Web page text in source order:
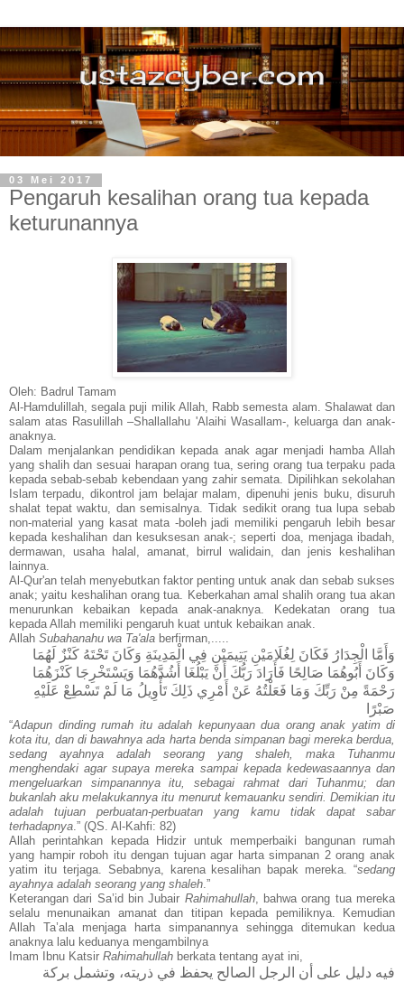
03 Mei 2017
Pengaruh kesalihan orang tua kepada
keturunannya
Oleh: Badrul Tamam
Al-Hamdulillah, segala puji milik Allah, Rabb semesta alam. Shalawat dan
salam atas Rasulillah –Shallallahu 'Alaihi Wasallam-, keluarga dan anak-
anaknya.
Dalam menjalankan pendidikan kepada anak agar menjadi hamba Allah
yang shalih dan sesuai harapan orang tua, sering orang tua terpaku pada
kepada sebab-sebab kebendaan yang zahir semata. Dipilihkan sekolahan
Islam terpadu, dikontrol jam belajar malam, dipenuhi jenis buku, disuruh
shalat tepat waktu, dan semisalnya. Tidak sedikit orang tua lupa sebab
non-material yang kasat mata -boleh jadi memiliki pengaruh lebih besar
kepada keshalihan dan kesuksesan anak-; seperti doa, menjaga ibadah,
dermawan, usaha halal, amanat, birrul walidain, dan jenis keshalihan
lainnya.
Al-Qur'an telah menyebutkan faktor penting untuk anak dan sebab sukses
anak; yaitu keshalihan orang tua. Keberkahan amal shalih orang tua akan
menurunkan kebaikan kepada anak-anaknya. Kedekatan orang tua
kepada Allah memiliki pengaruh kuat untuk kebaikan anak.
Allah Subahanahu wa Ta'ala berfirman,.....
وَأَمَّا الْجِدَارُ فَكَانَ لِغُلَامَيْنِ يَتِيمَيْنِ فِي الْمَدِينَةِ وَكَانَ تَحْتَهُ كَنْزٌ لَهُمَا
وَكَانَ أَبُوهُمَا صَالِحًا فَأَرَادَ رَبُّكَ أَنْ يَبْلُغَا أَشُدَّهُمَا وَيَسْتَخْرِجَا كَنْزَهُمَا
رَحْمَةً مِنْ رَبِّكَ وَمَا فَعَلْتُهُ عَنْ أَمْرِي ذَلِكَ تَأْوِيلُ مَا لَمْ تَسْطِعْ عَلَيْهِ
صَبْرًا
“Adapun dinding rumah itu adalah kepunyaan dua orang anak yatim di
kota itu, dan di bawahnya ada harta benda simpanan bagi mereka berdua,
sedang ayahnya adalah seorang yang shaleh, maka Tuhanmu
menghendaki agar supaya mereka sampai kepada kedewasaannya dan
mengeluarkan simpanannya itu, sebagai rahmat dari Tuhanmu; dan
bukanlah aku melakukannya itu menurut kemauanku sendiri. Demikian itu
adalah tujuan perbuatan-perbuatan yang kamu tidak dapat sabar
terhadapnya.” (QS. Al-Kahfi: 82)
Allah perintahkan kepada Hidzir untuk memperbaiki bangunan rumah
yang hampir roboh itu dengan tujuan agar harta simpanan 2 orang anak
yatim itu terjaga. Sebabnya, karena kesalihan bapak mereka. “sedang
ayahnya adalah seorang yang shaleh.”
Keterangan dari Sa’id bin Jubair Rahimahullah, bahwa orang tua mereka
selalu menunaikan amanat dan titipan kepada pemiliknya. Kemudian
Allah Ta’ala menjaga harta simpanannya sehingga ditemukan kedua
anaknya lalu keduanya mengambilnya
Imam Ibnu Katsir Rahimahullah berkata tentang ayat ini,
فيه دليل على أن الرجل الصالح يحفظ في ذريته، وتشمل بركة